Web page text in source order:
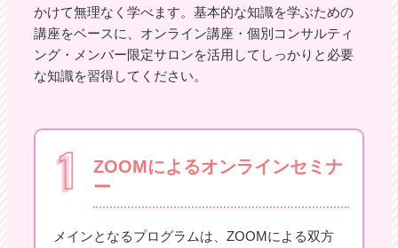
かけて無理なく学べます。基本的な知識を学ぶための
講座をベースに、オンライン講座・個別コンサルティ
ング・メンバー限定サロンを活用してしっかりと必要
な知識を習得してください。
ZOOMによるオンラインセミナ
ー
メインとなるプログラムは、ZOOMによる双方